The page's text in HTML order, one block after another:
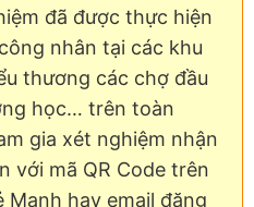
đã được thực hiện
nhân tại các khu
thương các chợ đầu
học… trên toàn
gia xét nghiệm nhận
với mã QR Code trên
Mạnh hay email đăng